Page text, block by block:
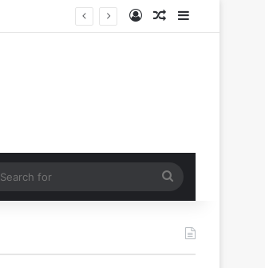
Log InRandom Article
Sidebar
for